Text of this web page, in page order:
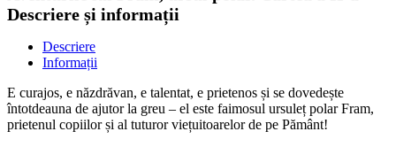
Descriere și informații
Descriere
Informații
E curajos, e năzdrăvan, e talentat, e prietenos și se dovedește
întotdeauna de ajutor la greu – el este faimosul ursuleț polar Fram,
prietenul copiilor și al tuturor viețuitoarelor de pe Pământ!